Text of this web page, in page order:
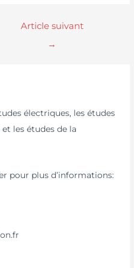
Article suivant
→
électriques, les études
les études de la
pour plus d’informations: